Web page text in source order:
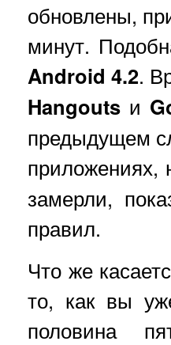
обновлены,
минут.
Android 4.2.
Hangouts и
предыдущем
приложениях,
замерли,
правил.
Что же
то, как вы
половина